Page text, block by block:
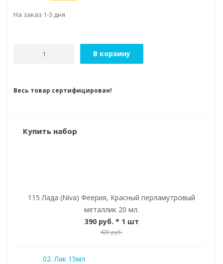
На заказ 1-3 дня
В корзину
Весь товар сертифицирован!
Купить набор
115 Лада (Niva) Феерия, Красный перламутровый
металлик 20 мл.
390 руб. * 1 шт
420 руб.
02. Лак 15мл